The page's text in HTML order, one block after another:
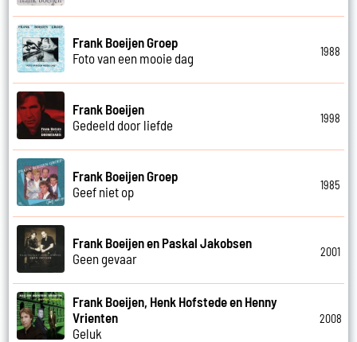
Frank Boeijen Groep
Foto van een mooie dag
1988
Frank Boeijen
Gedeeld door liefde
1998
Frank Boeijen Groep
Geef niet op
1985
Frank Boeijen en Paskal Jakobsen
Geen gevaar
2001
Frank Boeijen, Henk Hofstede en Henny
Vrienten
Geluk
2008